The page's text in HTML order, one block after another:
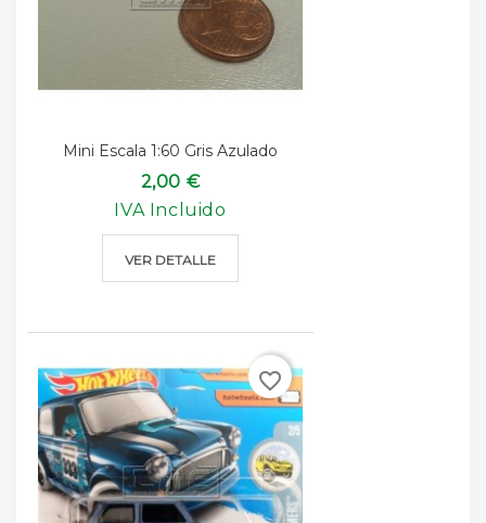
Mini Escala 1:60 Gris Azulado
2,00 €
IVA Incluido
VER DETALLE
favorite_border